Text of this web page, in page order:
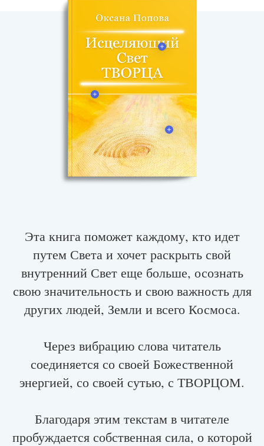
Эта книга поможет каждому, кто идет
путем Света и хочет раскрыть свой
внутренний Свет еще больше, осознать
свою значительность и свою важность для
других людей, Земли и всего Космоса.
Через вибрацию слова читатель
соединяется со своей Божественной
энергией, со своей сутью, с ТВОРЦОМ.
Благодаря этим текстам в читателе
пробуждается собственная сила, о которой